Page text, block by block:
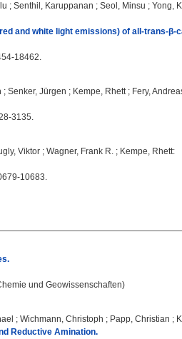
; Senthil, Karuppanan ; Seol, Minsu ; Yong,
and white light emissions) of all-trans-β-
18462.
; Senker, Jürgen ; Kempe, Rhett; Fery,
3135.
Viktor ; Wagner, Frank R. ; Kempe, Rhett:
10683.
und Geowissenschaften)
; Wichmann, Christoph ; Papp, Christian ;
Reductive Amination.